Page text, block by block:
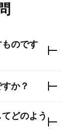
のです
か？
どのよう